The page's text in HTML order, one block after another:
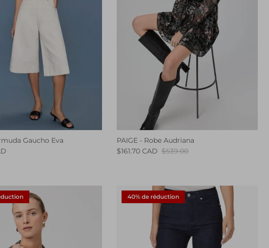
Gaucho Eva
PAIGE - Robe Audriana
$161.70 CAD $539.00
40% de réduction